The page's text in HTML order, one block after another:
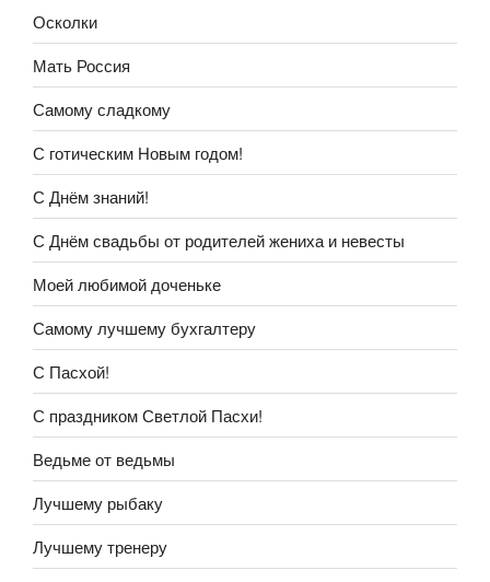
Осколки
Мать Россия
Самому сладкому
С готическим Новым годом!
С Днём знаний!
С Днём свадьбы от родителей жениха и невесты
Моей любимой доченьке
Самому лучшему бухгалтеру
С Пасхой!
С праздником Светлой Пасхи!
Ведьме от ведьмы
Лучшему рыбаку
Лучшему тренеру